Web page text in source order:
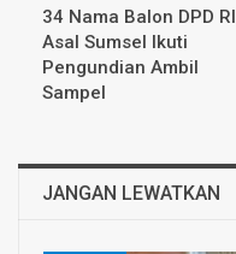
34 Nama Balon DPD RI
Asal Sumsel Ikuti
Pengundian Ambil
Sampel
JANGAN LEWATKAN